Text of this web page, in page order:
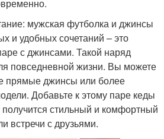
мужская футболка и джинсы
и удобных сочетаний – это
с джинсами. Такой наряд
повседневной жизни. Вы можете
прямые джинсы или более
Добавьте к этому паре кеды
стильный и комфортный
встречи с друзьями.